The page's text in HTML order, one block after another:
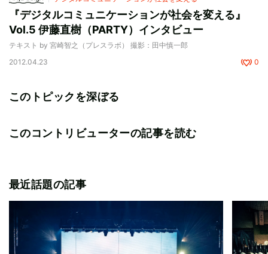
『デジタルコミュニケーションが社会を変える』
Vol.5 伊藤直樹（PARTY）インタビュー
テキスト by 宮崎智之（プレスラボ） 撮影：田中慎一郎
2012.04.23
0
このトピックを深ぼる
このコントリビューターの記事を読む
最近話題の記事